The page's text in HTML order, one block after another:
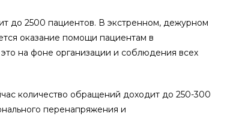
до 2500 пациентов. В экстренном, дежурном
оказание помощи пациентам в
на фоне организации и соблюдения всех
количество обращений доходит до 250-300
перенапряжения и